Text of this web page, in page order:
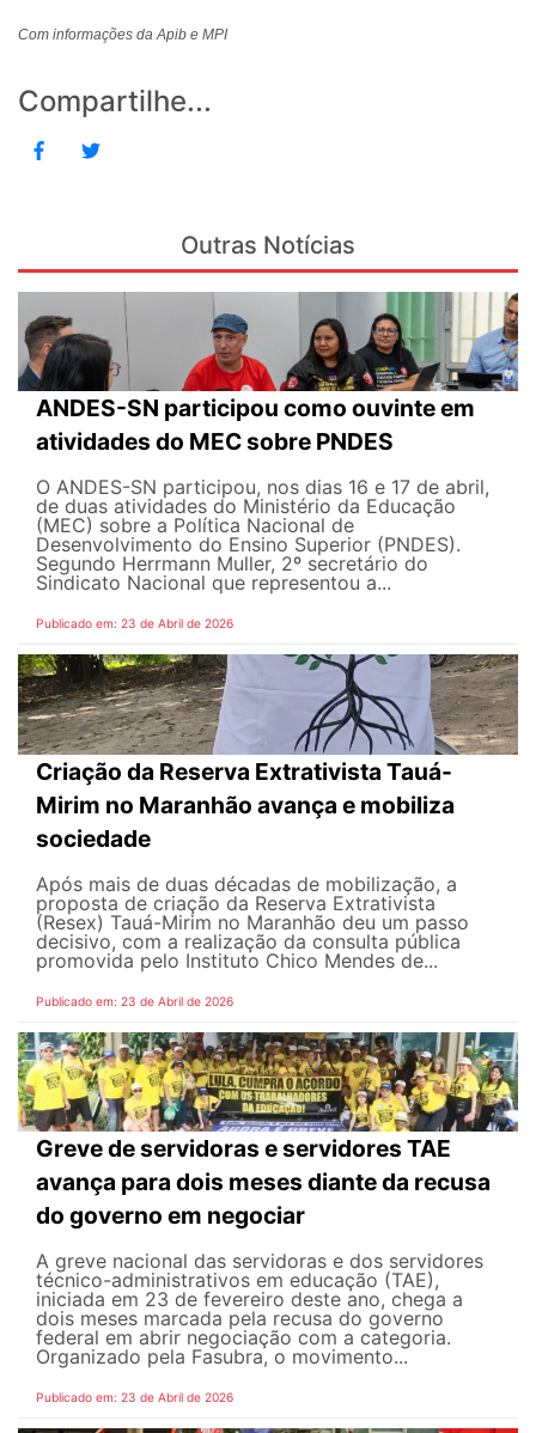
Com informações da Apib e MPI
Compartilhe...
Outras Notícias
ANDES-SN participou como ouvinte em
atividades do MEC sobre PNDES
O ANDES-SN participou, nos dias 16 e 17 de abril,
de duas atividades do Ministério da Educação
(MEC) sobre a Política Nacional de
Desenvolvimento do Ensino Superior (PNDES).
Segundo Herrmann Muller, 2º secretário do
Sindicato Nacional que representou a...
Publicado em: 23 de Abril de 2026
Criação da Reserva Extrativista Tauá-
Mirim no Maranhão avança e mobiliza
sociedade
Após mais de duas décadas de mobilização, a
proposta de criação da Reserva Extrativista
(Resex) Tauá-Mirim no Maranhão deu um passo
decisivo, com a realização da consulta pública
promovida pelo Instituto Chico Mendes de...
Publicado em: 23 de Abril de 2026
Greve de servidoras e servidores TAE
avança para dois meses diante da recusa
do governo em negociar
A greve nacional das servidoras e dos servidores
técnico-administrativos em educação (TAE),
iniciada em 23 de fevereiro deste ano, chega a
dois meses marcada pela recusa do governo
federal em abrir negociação com a categoria.
Organizado pela Fasubra, o movimento...
Publicado em: 23 de Abril de 2026